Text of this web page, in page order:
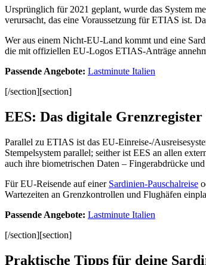
Ursprünglich für 2021 geplant, wurde das System
verursacht, das eine Voraussetzung für ETIAS ist.
Wer aus einem Nicht-EU-Land kommt und eine
die mit offiziellen EU-Logos ETIAS-Anträge
Passende Angebote: Lastminute Italien
[/section][section]
EES: Das digitale
Parallel zu ETIAS ist das EU-Einreise-/
Stempelsystem parallel; seither ist EES an allen
auch ihre biometrischen Daten – Fingerabdrücke
Für EU-Reisende auf einer Sardinien-Pauschalreise
Wartezeiten an Grenzkontrollen und Flughäfen
Passende Angebote: Lastminute Italien
[/section][section]
Praktische Tipps für deine